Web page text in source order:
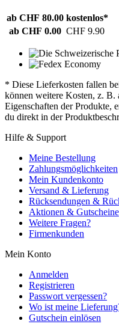
ab CHF 80.00 kostenlos*
ab CHF 0.00 CHF 9.90
* Diese Lieferkosten fallen
können weitere Kosten, z. B.
Eigenschaften der Produkte,
du direkt in der
Hilfe & Support
Meine Bestellung
Zahlungsmöglichkeiten
Mein Kundenkonto
Versand & Lieferung
Rücksendungen &
Aktionen & Gutscheine
Weitere Fragen?
Firmenkunden
Mein Konto
Anmelden
Registrieren
Passwort vergessen?
Wo ist meine
Gutschein einlösen